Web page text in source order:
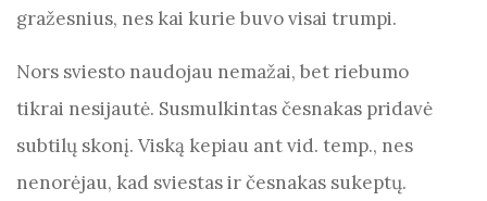
gražesnius, nes kai kurie buvo visai trumpi.
Nors sviesto naudojau nemažai, bet riebumo
tikrai nesijautė. Susmulkintas česnakas pridavė
subtilų skonį. Viską kepiau ant vid. temp., nes
nenorėjau, kad sviestas ir česnakas sukeptų.